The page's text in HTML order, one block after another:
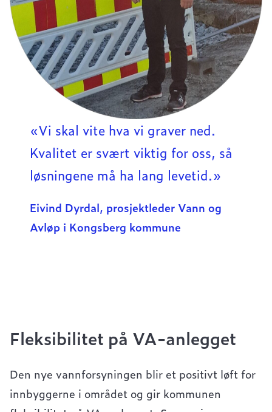
«Vi skal vite hva vi graver ned.
Kvalitet er svært viktig for oss, så
løsningene må ha lang levetid.»
Eivind Dyrdal, prosjektleder Vann og
Avløp i Kongsberg kommune
Fleksibilitet på VA-anlegget
Den nye vannforsyningen blir et positivt løft for
innbyggerne i området og gir kommunen